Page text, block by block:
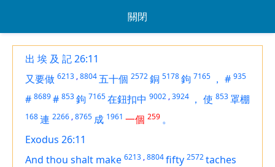
關閉
出 埃 及 記 26:11
又要做 6213 ,8804五十個 2572銅 5178鉤 7165 ， # 935
# 8689# 853鉤 7165在鈕扣中 9002 ,3924 ， 使 853罩棚
168連 2266 ,8765 成 1961 一個 259 。
Exodus 26:11
And thou shalt make 6213 ,8804fifty 2572taches